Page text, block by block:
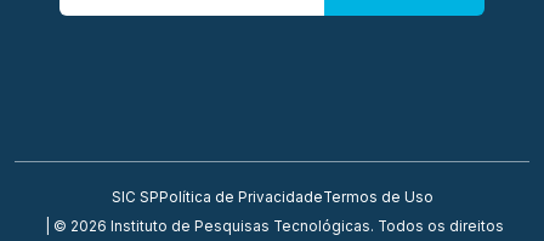
SIC SP Política de PrivacidadeTermos de Uso
| © 2026 Instituto de Pesquisas Tecnológicas. Todos os direitos